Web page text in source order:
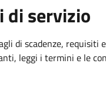
di servizio
di scadenze, requisiti
leggi i termini e le